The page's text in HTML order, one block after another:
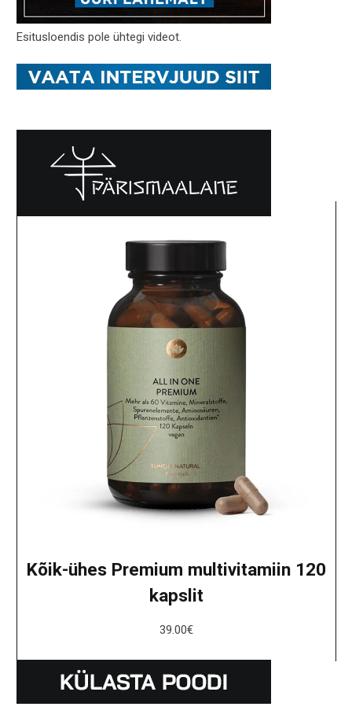
Esitusloendis pole ühtegi videot.
Kõik-ühes Premium multivitamiin 120
kapslit
39.00€